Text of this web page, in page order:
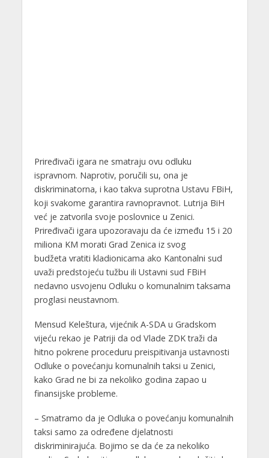
Priređivači igara ne smatraju ovu odluku
ispravnom. Naprotiv, poručili su, ona je
diskriminatorna, i kao takva suprotna Ustavu FBiH,
koji svakome garantira ravnopravnot. Lutrija BiH
već je zatvorila svoje poslovnice u Zenici.
Priređivači igara upozoravaju da će između 15 i 20
miliona KM morati Grad Zenica iz svog
budžeta vratiti kladionicama ako Kantonalni sud
uvaži predstojeću tužbu ili Ustavni sud FBiH
nedavno usvojenu Odluku o komunalnim taksama
proglasi neustavnom.
Mensud Keleštura, vijećnik A-SDA u Gradskom
vijeću rekao je Patriji da od Vlade ZDK traži da
hitno pokrene proceduru preispitivanja ustavnosti
Odluke o povećanju komunalnih taksi u Zenici,
kako Grad ne bi za nekoliko godina zapao u
finansijske probleme.
– Smatramo da je Odluka o povećanju komunalnih
taksi samo za određene djelatnosti
diskriminirajuća. Bojimo se da će za nekoliko